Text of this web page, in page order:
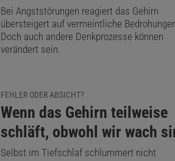
Bei Angststörungen reagiert das Gehirn
übersteigert auf vermeintliche
Doch auch andere Denkprozesse können
verändert sein.
FEHLER ODER ABSICHT?
:
Wenn das Gehirn teilweise
schläft, obwohl wir wach
Selbst im Tiefschlaf schlummert nicht